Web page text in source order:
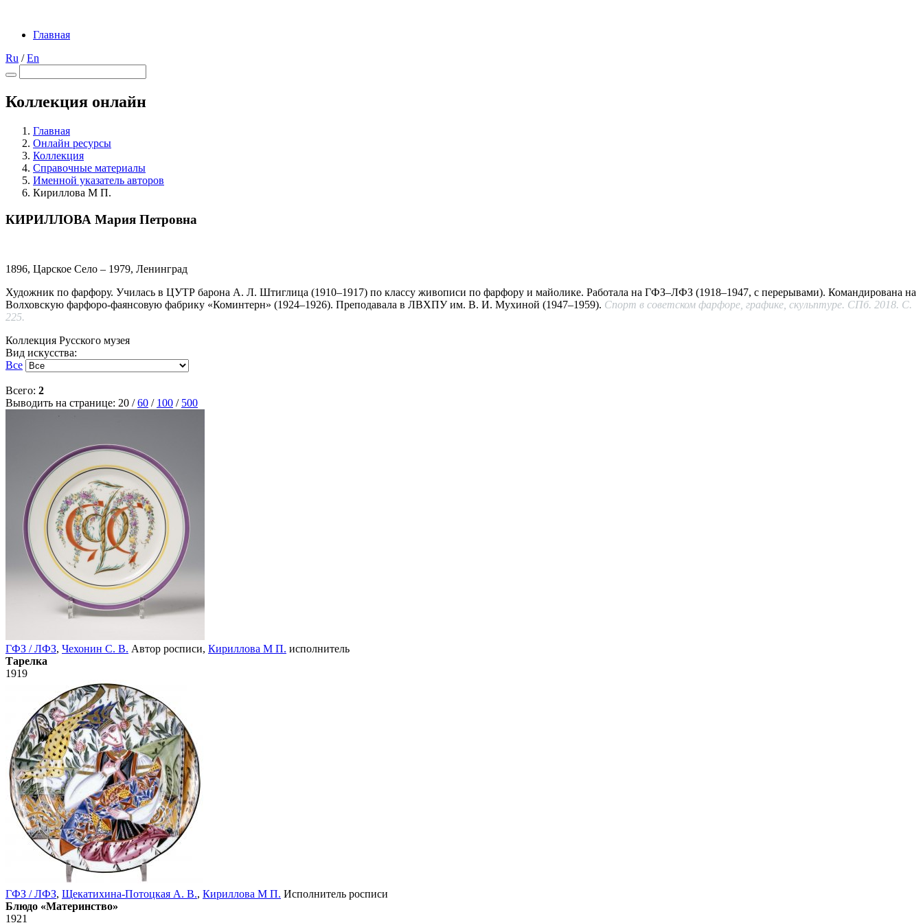
Главная
Ru /En
Коллекция онлайн
Главная
Онлайн ресурсы
Коллекция
Справочные материалы
Именной указатель авторов
Кириллова М П.
КИРИЛЛОВА Мария Петровна
1896, Царское Село – 1979, Ленинград
Художник по фарфору. Училась в ЦУТР барона А. Л. Штиглица (1910–1917) по классу живописи по фарфору и майолике. Работала на ГФЗ–ЛФЗ (1918–1947, с перерывами). Командирована на
Волховскую фарфоро-фаянсовую фабрику «Коминтерн» (1924–1926). Преподавала в ЛВХПУ им. В. И. Мухиной (1947–1959). Спорт в советском фарфоре, графике, скульптуре. СПб. 2018. С.
225.
Коллекция Русского музея
Вид искусства:
Все
Всего: 2
Выводить на странице: 20 /60 / 100 / 500
ГФЗ / ЛФЗ, Чехонин С. В. Автор росписи, Кириллова М П. исполнитель
Тарелка
1919
ГФЗ / ЛФЗ, Щекатихина-Потоцкая А. В., Кириллова М П. Исполнитель росписи
Блюдо «Материнство»
1921